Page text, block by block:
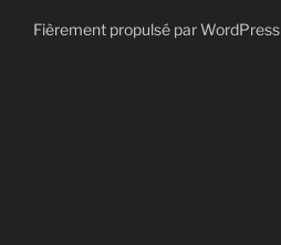
Fièrement propulsé par WordPress